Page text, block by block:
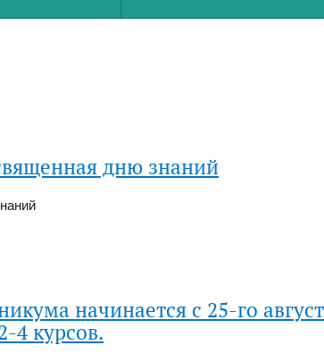
дню знаний
начинается с 25-го
4 курсов.